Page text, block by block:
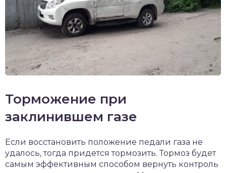
Торможение при
заклинившем газе
Если восстановить положение педали газа не
удалось, тогда придется тормозить. Тормоз будет
самым эффективным способом вернуть контроль